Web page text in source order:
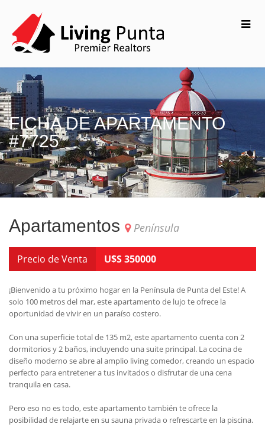
FICHA DE APARTAMENTO
#7725
Apartamentos Península
Precio de Venta U$S 350000
¡Bienvenido a tu próximo hogar en la Península de Punta del Este! A
solo 100 metros del mar, este apartamento de lujo te ofrece la
oportunidad de vivir en un paraíso costero.
Con una superficie total de 135 m2, este apartamento cuenta con 2
dormitorios y 2 baños, incluyendo una suite principal. La cocina de
diseño moderno se abre al amplio living comedor, creando un espacio
perfecto para entretener a tus invitados o disfrutar de una cena
tranquila en casa.
Pero eso no es todo, este apartamento también te ofrece la
posibilidad de relajarte en su sauna privada o refrescarte en la piscina.